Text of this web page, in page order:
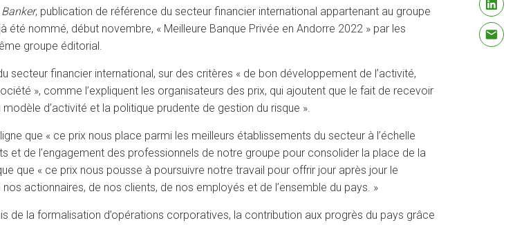
Banker, publication de référence du secteur financier international appartenant au groupe
nommé, début novembre, « Meilleure Banque Privée en Andorre 2022 » par les
groupe éditorial.
financier international, sur des critères « de bon développement de l’activité,
», comme l’expliquent les organisateurs des prix, qui ajoutent que le fait de recevoir
d’activité et la politique prudente de gestion du risque ».
que « ce prix nous place parmi les meilleurs établissements du secteur à l’échelle
et de l’engagement des professionnels de notre groupe pour consolider la place de la
que « ce prix nous pousse à poursuivre notre travail pour offrir jour après jour le
actionnaires, de nos clients, de nos employés et de l’ensemble du pays. »
de la formalisation d’opérations corporatives, la contribution aux progrès du pays grâce